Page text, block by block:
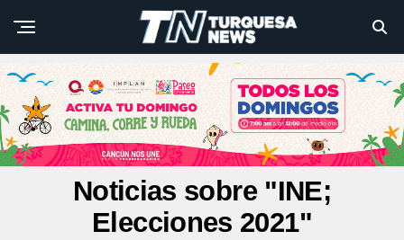
Noticias sobre "INE;
Elecciones 2021"